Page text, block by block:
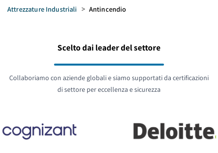
Attrezzature Industriali > Antincendio
Scelto dai leader del settore
Collaboriamo con aziende globali e siamo supportati da certificazioni
di settore per eccellenza e sicurezza